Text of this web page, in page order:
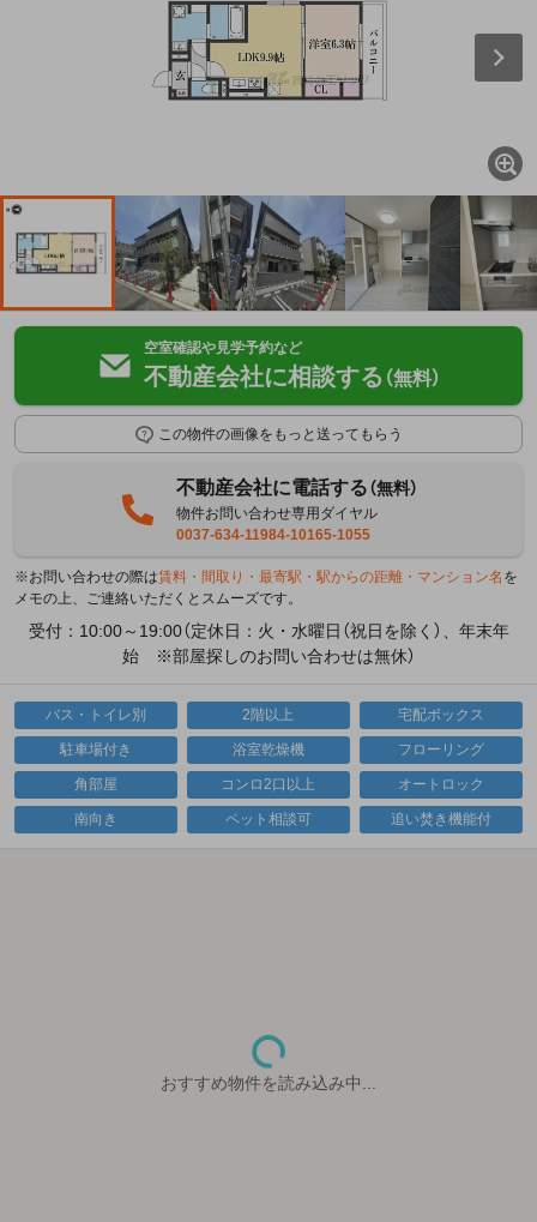
空室確認や見学予約など
不動産会社に相談する （無料）
この物件の画像をもっと送ってもらう
不動産会社に電話する（無料）
物件お問い合わせ専用ダイヤル
0037-634-11984-10165-1055
※お問い合わせの際は賃料・間取り・最寄駅・駅からの距離・マンション名 を
メモの上、ご連絡いただくとスムーズです。
受付：10:00～19:00（定休日：火・水曜日（祝日を除く）、年末年
始 ※部屋探しのお問い合わせは無休）
バス・トイレ別 2階以上 宅配ボックス
駐車場付き 浴室乾燥機 フローリング
角部屋 コンロ2口以上 オートロック
南向き ペット相談可 追い焚き機能付
おすすめ物件を読み込み中...